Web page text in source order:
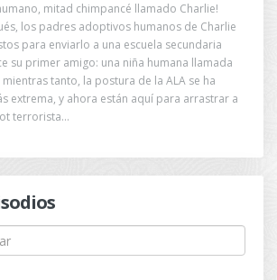
mitad chimpancé llamado Charlie!
los padres adoptivos humanos de Charlie
para enviarlo a una escuela secundaria
su primer amigo: una niña humana llamada
mientras tanto, la postura de la ALA se ha
extrema, y ahora están aquí para arrastrar a
terrorista...